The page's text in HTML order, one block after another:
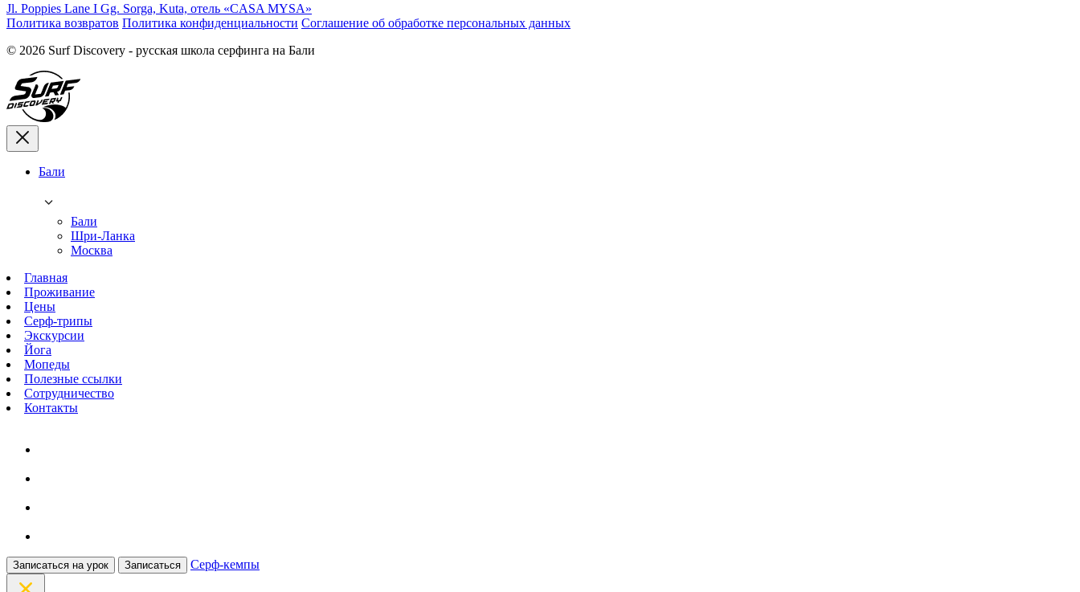
Jl. Poppies Lane I Gg. Sorga, Kuta, отель «CASA MYSA»
Политика возвратов Политика конфиденциальности Соглашение об обработке персональных данных
© 2026 Surf Discovery - русская школа серфинга на Бали
Бали
Бали
Шри-Ланка
Москва
Главная
Проживание
Цены
Серф-трипы
Экскурсии
Йога
Мопеды
Полезные ссылки
Сотрудничество
Контакты
Записаться на урок Записаться Серф-кемпы